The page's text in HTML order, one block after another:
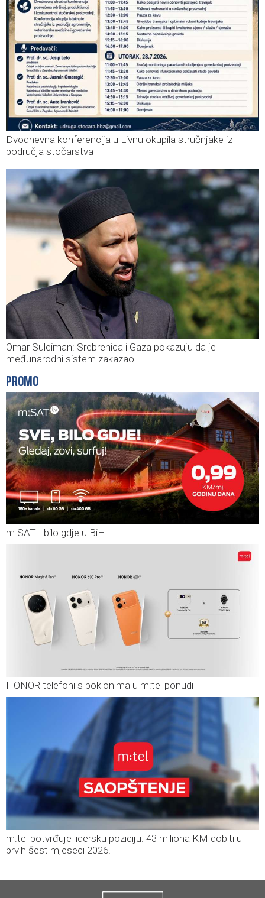
Dvodnevna konferencija u Livnu okupila stručnjake iz
područja stočarstva
Omar Suleiman: Srebrenica i Gaza pokazuju da je
međunarodni sistem zakazao
PROMO
m:SAT - bilo gdje u BiH
HONOR telefoni s poklonima u m:tel ponudi
m:tel potvrđuje lidersku poziciju: 43 miliona KM dobiti u
prvih šest mjeseci 2026.